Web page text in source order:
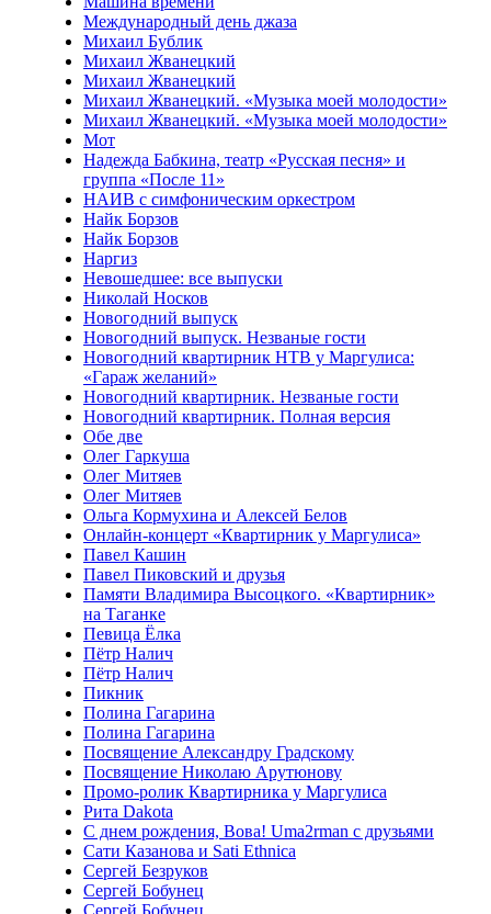
Международный день джаза
Михаил Бублик
Михаил Жванецкий
Михаил Жванецкий
Михаил Жванецкий. «Музыка моей молодости»
Михаил Жванецкий. «Музыка моей молодости»
Мот
Надежда Бабкина, театр «Русская песня» и
группа «После 11»
НАИВ с симфоническим оркестром
Найк Борзов
Найк Борзов
Наргиз
Невошедшее: все выпуски
Николай Носков
Новогодний выпуск
Новогодний выпуск. Незваные гости
Новогодний квартирник НТВ у Маргулиса:
«Гараж желаний»
Новогодний квартирник. Незваные гости
Новогодний квартирник. Полная версия
Обе две
Олег Гаркуша
Олег Митяев
Олег Митяев
Ольга Кормухина и Алексей Белов
Онлайн-концерт «Квартирник у Маргулиса»
Павел Кашин
Павел Пиковский и друзья
Памяти Владимира Высоцкого. «Квартирник»
на Таганке
Певица Ёлка
Пётр Налич
Пётр Налич
Пикник
Полина Гагарина
Полина Гагарина
Посвящение Александру Градскому
Посвящение Николаю Арутюнову
Промо-ролик Квартирника у Маргулиса
Рита Dakota
С днем рождения, Вова! Uma2rman с друзьями
Сати Казанова и Sati Ethnica
Сергей Безруков
Сергей Бобунец
Сергей Бобунец